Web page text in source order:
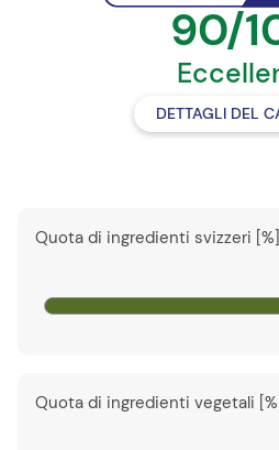
90/
DETTAGLI DEL
Quota di ingredienti svizzeri [%]
Quota di ingredienti vegetali [%]